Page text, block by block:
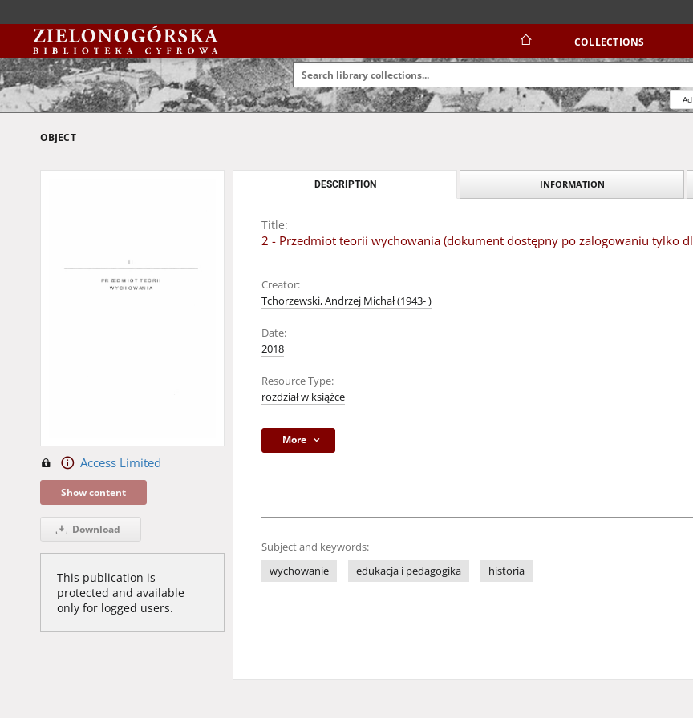
COLLECTIONS
OBJECT
Access Limited
Show content
Download
This publication is
protected and available
only for logged users.
DESCRIPTION INFORMATION
Title:
2 - Przedmiot teorii wychowania (dokument dostępny po zalogowaniu tylko
Creator:
Tchorzewski, Andrzej Michał (1943- )
Date:
2018
Resource Type:
rozdział w książce
More
Subject and keywords:
wychowanie
edukacja i pedagogika historia